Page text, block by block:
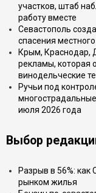
участков, штаб
работу вместе
Севастополь
спасения
Крым, Краснодар,
рекламы, которая
винодельческие
Ручьи под
июля 2026 года
Выбор
Разрыв в 56%: как
рынком жилья